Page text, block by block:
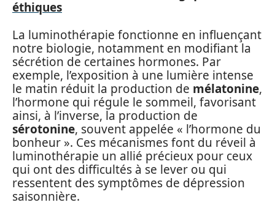
éthiques
La luminothérapie fonctionne en influençant
notre biologie, notamment en modifiant la
sécrétion de certaines hormones. Par
exemple, l’exposition à une lumière intense
le matin réduit la production de mélatonine,
l’hormone qui régule le sommeil, favorisant
ainsi, à l’inverse, la production de
sérotonine, souvent appelée « l’hormone du
bonheur ». Ces mécanismes font du réveil à
luminothérapie un allié précieux pour ceux
qui ont des difficultés à se lever ou qui
ressentent des symptômes de dépression
saisonnière.